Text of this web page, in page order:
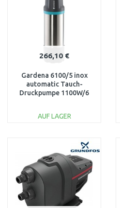
266,10 €
Gardena 6100/5 inox
automatic Tauch-
Druckpumpe 1100W/6
AUF LAGER
Vergleichen